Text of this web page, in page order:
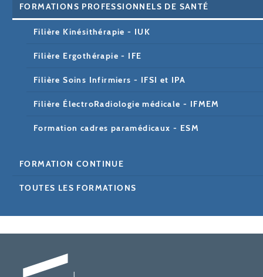
FORMATIONS PROFESSIONNELS DE SANTÉ
Filière Kinésithérapie - IUK
Filière Ergothérapie - IFE
Filière Soins Infirmiers - IFSI et IPA
Filière ÉlectroRadiologie médicale - IFMEM
Formation cadres paramédicaux - ESM
FORMATION CONTINUE
TOUTES LES FORMATIONS